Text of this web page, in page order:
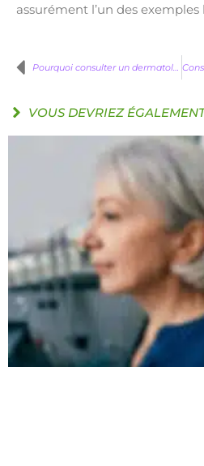
assurément l’un des exemples
Pourquoi consulter un dermatologue pour l’épilation définitive ?
VOUS DEVRIEZ